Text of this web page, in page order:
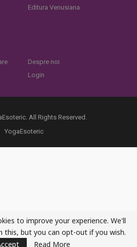
Editura Venusiana
Despre noi
Login
All Rights Reserved.
YogaEsoteric
to improve your experience. We'll
this, but you can opt-out if you wish.
Read More